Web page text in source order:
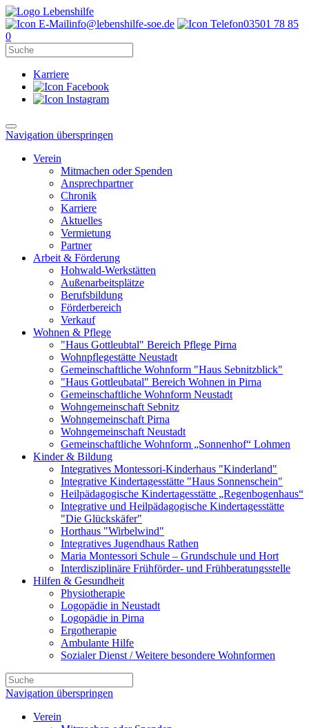
info@lebenshilfe-soe.de
03501 78 85
0
Karriere
Navigation überspringen
Verein
Mitmachen oder Spenden
Ansprechpartner
Chronik
Karriere
Aktuelles
Vermietung
Partner
Arbeit & Förderung
Hohwald-Werkstätten
Außenarbeitsplätze
Berufsbildung
Förderbereich
Verkauf
Wohnen & Pflege
"Haus Gottleubtal" Bereich Pflege Pirna
Wohnpflegestätte Neustadt
Gemeinschaftliche Wohnform "Haus Sebnitzblick"
"Haus Gottleubatal" Bereich Wohnen in Pirna
Gemeinschaftliche Wohnform Neustadt
Wohngemeinschaft Sebnitz
Wohngemeinschaft Pirna
Wohngemeinschaft Neustadt
Gemeinschaftliche Wohnform „Sonnenhof“ Lohmen
Kinder & Bildung
Integratives Montessori-Kinderhaus "Kinderland"
Integrative Kindertagesstätte "Haus Sonnenschein"
Heilpädagogische Kindertagesstätte „Regenbogenhaus“
Integrative und Heilpädagogische Kindertagesstätte
"Die Glückskäfer"
Horthaus "Wirbelwind"
Integratives Jugendhaus Rathen
Maria Montessori Schule – Grundschule und Hort
Interdisziplinäre Frühförder- und Frühberatungsstelle
Hilfen & Gesundheit
Physiotherapie
Logopädie in Neustadt
Logopädie in Pirna
Ergotherapie
Ambulante Hilfe
Sozialer Dienst / Weitere besondere Wohnformen
Navigation überspringen
Verein